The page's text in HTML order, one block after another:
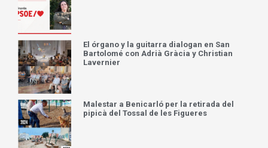
El órgano y la guitarra dialogan en San
Bartolomé con Adrià Gràcia y Christian
Lavernier
Malestar a Benicarló per la retirada del
pipicà del Tossal de les Figueres